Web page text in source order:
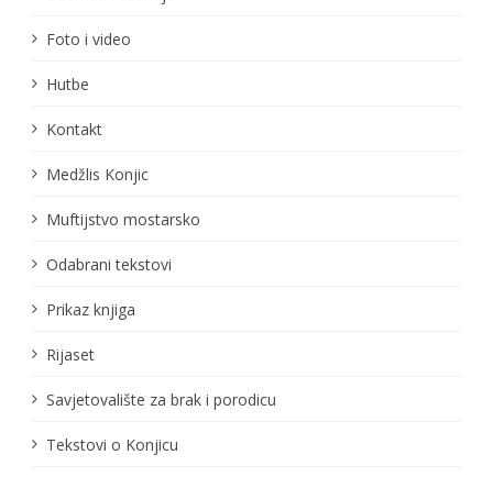
Foto i video
Hutbe
Kontakt
Medžlis Konjic
Muftijstvo mostarsko
Odabrani tekstovi
Prikaz knjiga
Rijaset
Savjetovalište za brak i porodicu
Tekstovi o Konjicu